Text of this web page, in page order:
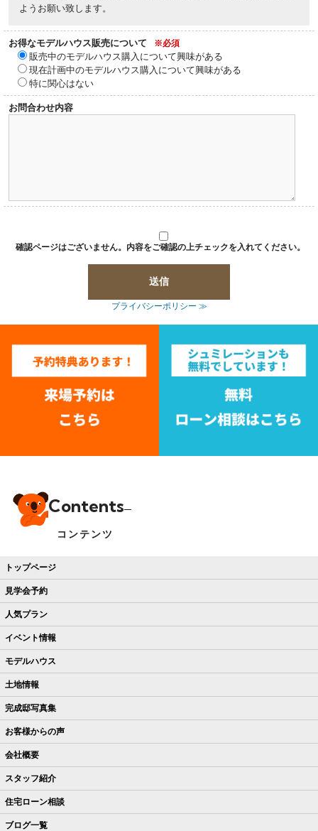
ようお願い致します。
お得なモデルハウス販売について ※必須
販売中のモデルハウス購入について興味がある
現在計画中のモデルハウス購入について興味がある
特に関心はない
お問合わせ内容
確認ページはございません。内容をご確認の上チェックを入れてください。
プライバシーポリシー ≫
Contents
コンテンツ
トップページ
見学会予約
人気プラン
イベント情報
モデルハウス
土地情報
完成邸写真集
お客様からの声
会社概要
スタッフ紹介
住宅ローン相談
ブログ一覧